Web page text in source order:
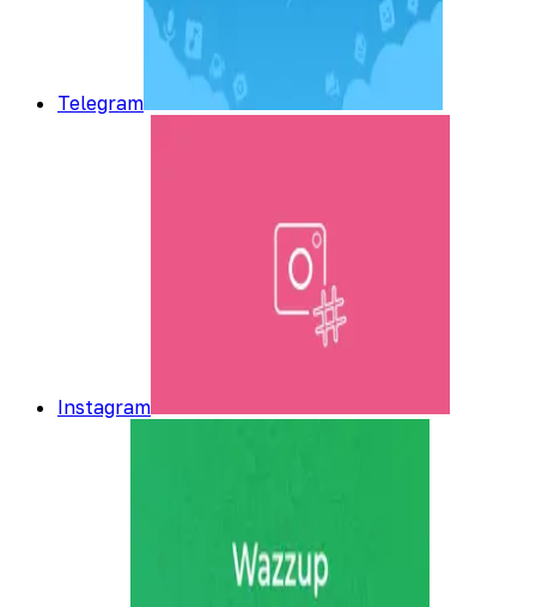
Telegram
Instagram